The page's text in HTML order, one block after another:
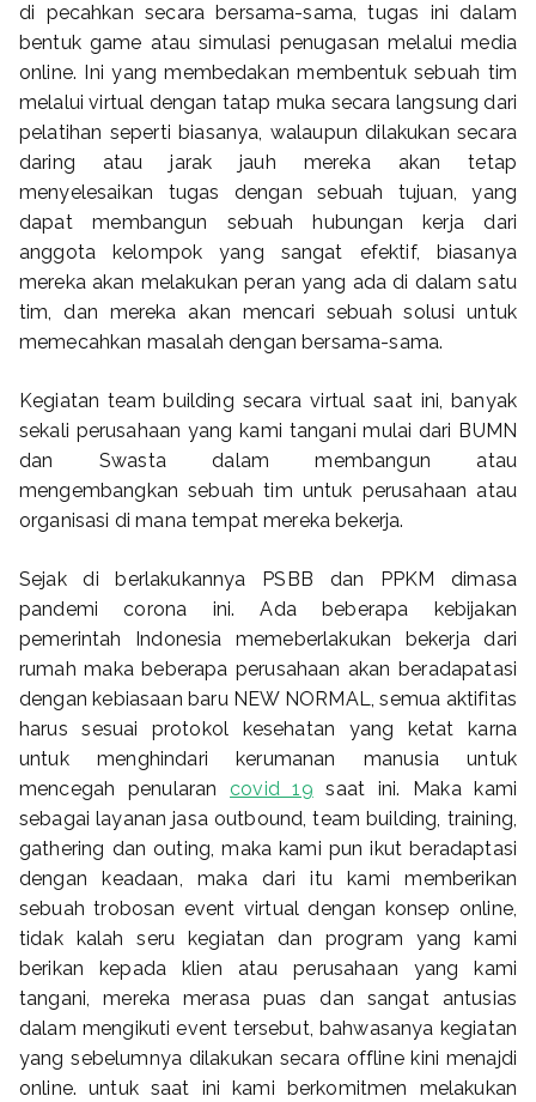
di pecahkan secara bersama-sama, tugas ini dalam
bentuk game atau simulasi penugasan melalui media
online. Ini yang membedakan membentuk sebuah tim
melalui virtual dengan tatap muka secara langsung dari
pelatihan seperti biasanya, walaupun dilakukan secara
daring atau jarak jauh mereka akan tetap
menyelesaikan tugas dengan sebuah tujuan, yang
dapat membangun sebuah hubungan kerja dari
anggota kelompok yang sangat efektif, biasanya
mereka akan melakukan peran yang ada di dalam satu
tim, dan mereka akan mencari sebuah solusi untuk
memecahkan masalah dengan bersama-sama.
Kegiatan team building secara virtual saat ini, banyak
sekali perusahaan yang kami tangani mulai dari BUMN
dan Swasta dalam membangun atau
mengembangkan sebuah tim untuk perusahaan atau
organisasi di mana tempat mereka bekerja.
Sejak di berlakukannya PSBB dan PPKM dimasa
pandemi corona ini. Ada beberapa kebijakan
pemerintah Indonesia memeberlakukan bekerja dari
rumah maka beberapa perusahaan akan beradapatasi
dengan kebiasaan baru NEW NORMAL, semua aktifitas
harus sesuai protokol kesehatan yang ketat karna
untuk menghindari kerumanan manusia untuk
mencegah penularancovid 19 saat ini. Maka kami
sebagai layanan jasa outbound, team building, training,
gathering dan outing, maka kami pun ikut beradaptasi
dengan keadaan, maka dari itu kami memberikan
sebuah trobosan event virtual dengan konsep online,
tidak kalah seru kegiatan dan program yang kami
berikan kepada klien atau perusahaan yang kami
tangani, mereka merasa puas dan sangat antusias
dalam mengikuti event tersebut, bahwasanya kegiatan
yang sebelumnya dilakukan secara offline kini menajdi
online. untuk saat ini kami berkomitmen melakukan